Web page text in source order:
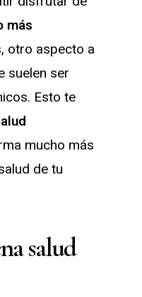
más
otro aspecto a
suelen ser
Esto te
mucho más
de tu
salud